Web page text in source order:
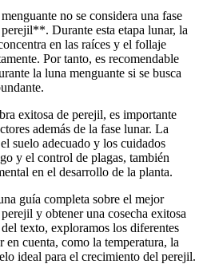
no se considera una fase
Durante esta etapa lunar, la
en las raíces y el follaje
Por tanto, es recomendable
la luna menguante si se busca
exitosa de perejil, es importante
además de la fase lunar. La
suelo adecuado y los cuidados
y el control de plagas, también
en el desarrollo de la planta.
guía completa sobre el mejor
y obtener una cosecha exitosa
texto, exploramos los diferentes
en cuenta, como la temperatura, la
ideal para el crecimiento del perejil.